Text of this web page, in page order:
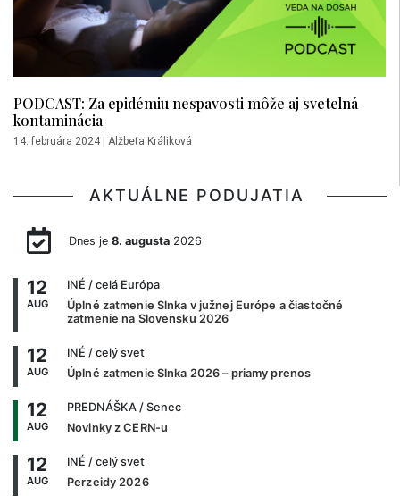
PODCAST: Za epidémiu nespavosti môže aj svetelná
kontaminácia
14. februára 2024 | Alžbeta Králiková
AKTUÁLNE PODUJATIA
Dnes je 8. augusta2026
12
AUG
INÉ / celá Európa
Úplné zatmenie Slnka v južnej Európe a čiastočné
zatmenie na Slovensku 2026
12
AUG
INÉ / celý svet
Úplné zatmenie Slnka 2026 – priamy prenos
12
AUG
PREDNÁŠKA / Senec
Novinky z CERN-u
12
AUG
INÉ / celý svet
Perzeidy 2026